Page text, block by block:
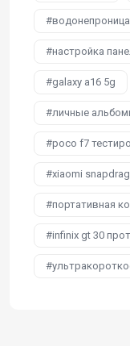
настройка
galaxy a16 5g
личные
poco f7
xiaomi
портативная
infinix gt 30